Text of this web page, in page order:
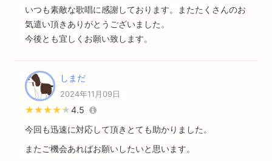
いつも素敵な歌唱に感謝しております。またたくさんのお
気遣い頂きありがとうございました。
今後とも宜しくお願い致します。
しまだ
2024年11月09日
★★★★★
★★★★★4.5
今回も迅速に対応して頂きとても助かりました。
またご機会あればお願いしたいと思います。